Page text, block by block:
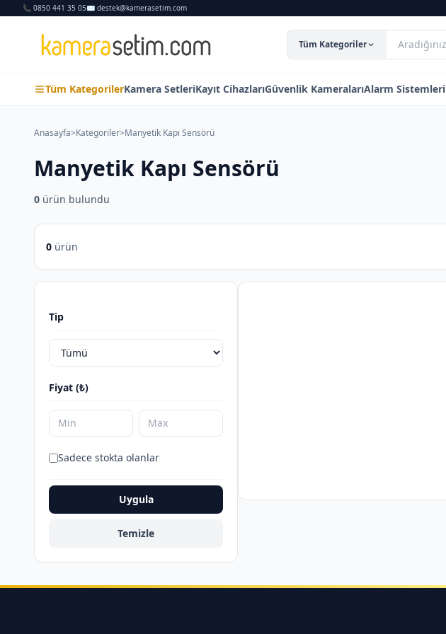
📞 0850 441 35 05✉️ destek@kamerasetim.com
Tüm Kategoriler
Tüm KategorilerKamera SetleriKayıt CihazlarıGüvenlik KameralarıAlarm Sistemleri
Anasayfa>Kategoriler>Manyetik Kapı Sensörü
Manyetik Kapı Sensörü
0 ürün bulundu
0 ürün
Tip
Fiyat (₺)
Sadece stokta olanlar
Uygula
Temizle